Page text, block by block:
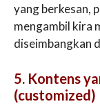
yang berkesan,
mengambil kira
diseimbangkan
5. Kontens
(customized)